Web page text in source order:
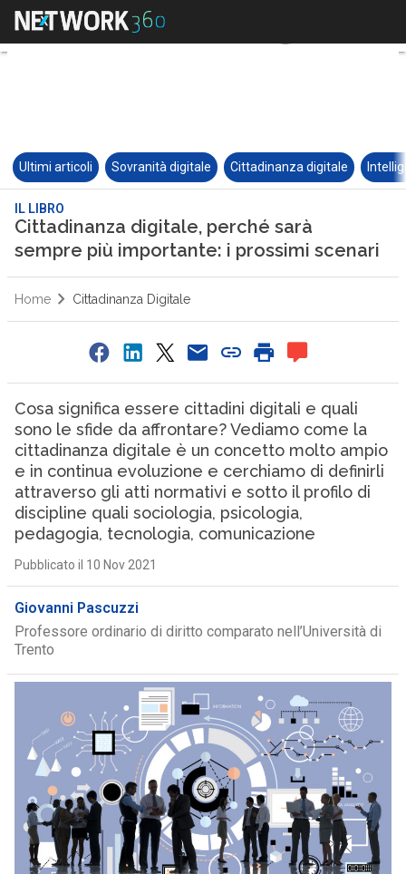
Ultimi articoli Sovranità digitale Cittadinanza digitale
IL LIBRO
Cittadinanza digitale, perché sarà
sempre più importante: i prossimi scenari
Home Cittadinanza Digitale
Cosa significa essere cittadini digitali e quali
sono le sfide da affrontare? Vediamo come la
cittadinanza digitale è un concetto molto ampio
e in continua evoluzione e cerchiamo di definirli
attraverso gli atti normativi e sotto il profilo di
discipline quali sociologia, psicologia,
pedagogia, tecnologia, comunicazione
Pubblicato il 10 Nov 2021
Giovanni Pascuzzi
Professore ordinario di diritto comparato nell’Università di
Trento